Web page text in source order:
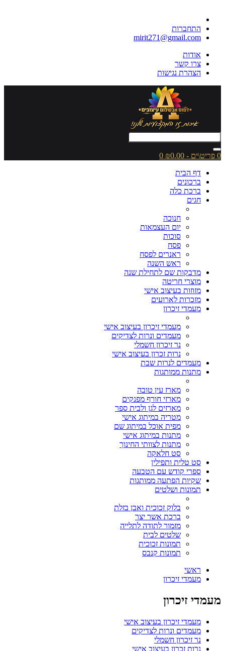
התחברות
mirit271@gmail.com
אודות
צרו קשר
הצהרת נגישות
0 פריט\ים - ₪0.00
0
דף הבית
ברכונים
ברכת כלה
חגים
חנוכה
יום העצמאות
סוכות
פסח
ראנרים לפסח
ראש השנה
מדבקות שם לתחילת שנה
מוצרי חריטה
מזוזות בעיצוב אישי
מזכרות לארועים
מעמדי זיכרון
מעמדי זיכרון בעיצוב אישי
מעמדים ונרות לצדיקים
נר זיכרון חשמלי
נרות זכרון בעיצוב אישי
מעמדים לנרות שבת
מתנות ממותגות
מארז עין טובה
מארזי חורף מפנקים
מארזים לגן ולבית ספר
מטריה במיתוג אישי
מפית אוכל במיתוג שם
מתנות במיתוג אישי
מתנות לצוותי החינוך
סט חלאקה
סט טלית ותפילין
ספרי קודש עם הטבעה
שקיות הפתעה ממותגות
תמונות ושלטים
בלוק זכוכית ואבן בזלת
ברכת אשר יצר
מזמור לתודה לתלייה
שלטים לבית
תמונות זכוכית
תמונות קנבס
ראשי
מעמדי זיכרון
מעמדי זיכרון
מעמדי זיכרון בעיצוב אישי
מעמדים ונרות לצדיקים
נר זיכרון חשמלי
נרות זכרון בעיצוב אישי